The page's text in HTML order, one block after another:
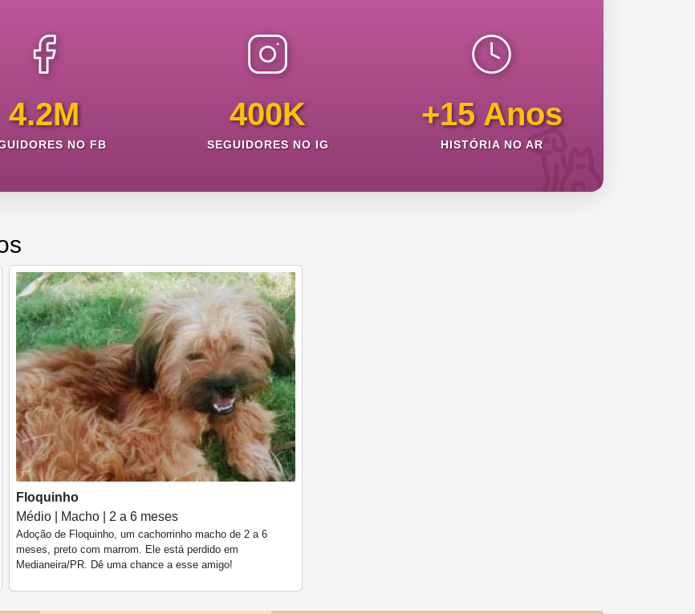
4.2M
NO FB
400K
SEGUIDORES NO IG
+15 Anos
HISTÓRIA NO AR
Floquinho
Médio | Macho | 2 a 6 meses
Adoção de Floquinho, um cachorrinho macho de 2 a 6
meses, preto com marrom. Ele está perdido em
Medianeira/PR. Dê uma chance a esse amigo!